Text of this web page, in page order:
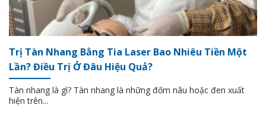
Trị Tàn Nhang Bằng Tia Laser Bao Nhiêu Tiền Một
Lần? Điều Trị Ở Đâu Hiệu Quả?
Tàn nhang là gì? Tàn nhang là những đốm nâu hoặc đen xuất
hiện trên...